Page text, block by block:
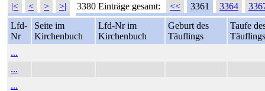
|< < > >| 3380 Einträge gesamt: << 3361 3364
Lfd-
Nr
Seite im
Kirchenbuch
Lfd-Nr im
Kirchenbuch
Geburt des
Täuflings
Taufe
Täuflings
...
...
...